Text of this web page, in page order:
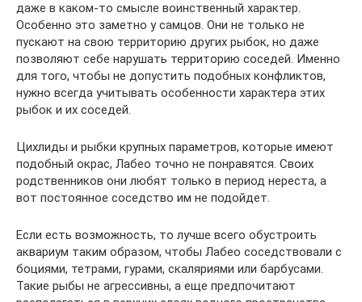
даже в каком-то смысле воинственный характер.
Особенно это заметно у самцов. Они не только не
пускают на свою территорию других рыбок, но даже
позволяют себе нарушать территорию соседей. Именно
для того, чтобы не допустить подобных конфликтов,
нужно всегда учитывать особенности характера этих
рыбок и их соседей.
Цихлиды и рыбки крупных параметров, которые имеют
подобный окрас, Лабео точно не понравятся. Своих
родственников они любят только в период нереста, а
вот постоянное соседство им не подойдет.
Если есть возможность, то лучше всего обустроить
аквариум таким образом, чтобы Лабео соседствовали с
боциями, тетрами, гурами, скаляриями или барбусами.
Такие рыбы не агрессивны, а еще предпочитают